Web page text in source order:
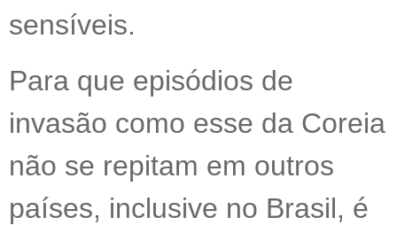
sensíveis.
Para que episódios de
invasão como esse da Coreia
não se repitam em outros
países, inclusive no Brasil, é